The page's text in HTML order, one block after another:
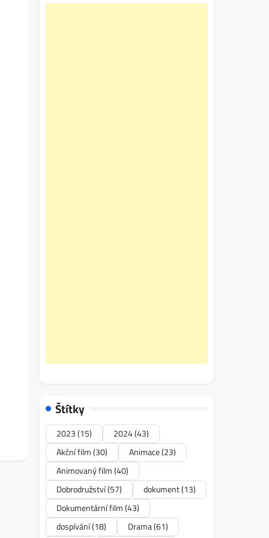
Štítky
2023(15) 2024(43)
Akční film(30) Animace(23)
Animovaný film(40)
Dobrodružství(57) dokument(13)
Dokumentární film(43)
dospívání(18) Drama(61)